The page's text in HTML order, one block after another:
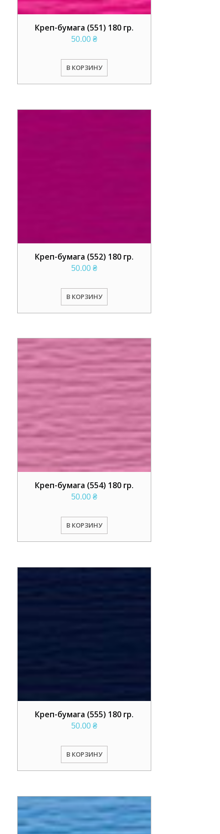
Креп-бумага (551) 180 гр.
50.00 ₴
В КОРЗИНУ
Креп-бумага (552) 180 гр.
50.00 ₴
В КОРЗИНУ
Креп-бумага (554) 180 гр.
50.00 ₴
В КОРЗИНУ
Креп-бумага (555) 180 гр.
50.00 ₴
В КОРЗИНУ